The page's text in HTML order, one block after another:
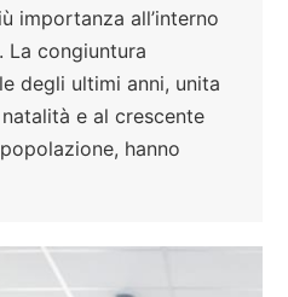
importanza all’interno
congiuntura
degli ultimi anni, unita
e al crescente
hanno